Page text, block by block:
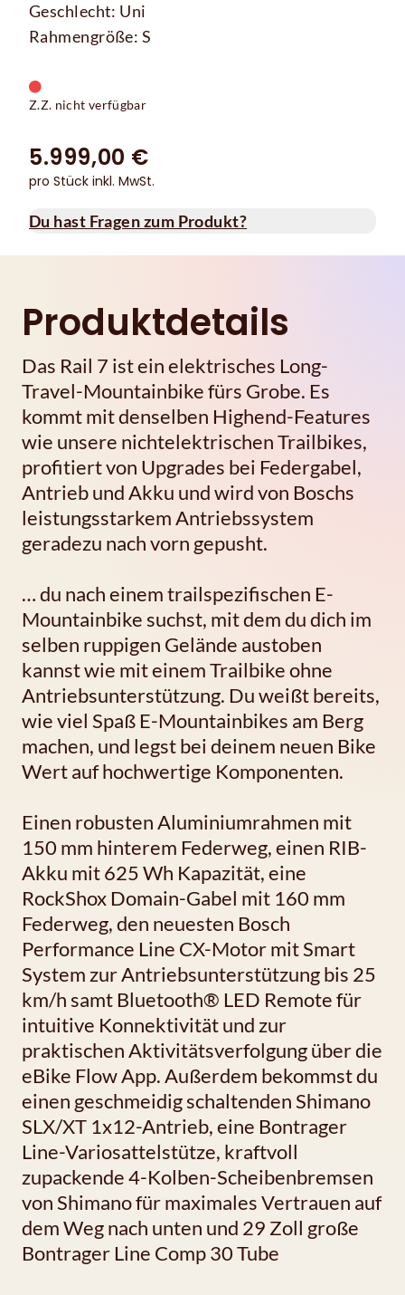
Geschlecht: Uni
Rahmengröße: S
Z.Z. nicht verfügbar
5.999,00 €
pro Stück inkl. MwSt.
Du hast Fragen zum Produkt?
Produktdetails
Das Rail 7 ist ein elektrisches Long-
Travel-Mountainbike fürs Grobe. Es
kommt mit denselben Highend-Features
wie unsere nichtelektrischen Trailbikes,
profitiert von Upgrades bei Federgabel,
Antrieb und Akku und wird von Boschs
leistungsstarkem Antriebssystem
geradezu nach vorn gepusht.
… du nach einem trailspezifischen E-
Mountainbike suchst, mit dem du dich im
selben ruppigen Gelände austoben
kannst wie mit einem Trailbike ohne
Antriebsunterstützung. Du weißt bereits,
wie viel Spaß E-Mountainbikes am Berg
machen, und legst bei deinem neuen Bike
Wert auf hochwertige Komponenten.
Einen robusten Aluminiumrahmen mit
150 mm hinterem Federweg, einen RIB-
Akku mit 625 Wh Kapazität, eine
RockShox Domain-Gabel mit 160 mm
Federweg, den neuesten Bosch
Performance Line CX-Motor mit Smart
System zur Antriebsunterstützung bis 25
km/h samt Bluetooth® LED Remote für
intuitive Konnektivität und zur
praktischen Aktivitätsverfolgung über die
eBike Flow App. Außerdem bekommst du
einen geschmeidig schaltenden Shimano
SLX/XT 1x12-Antrieb, eine Bontrager
Line-Variosattelstütze, kraftvoll
zupackende 4-Kolben-Scheibenbremsen
von Shimano für maximales Vertrauen auf
dem Weg nach unten und 29 Zoll große
Bontrager Line Comp 30 Tube